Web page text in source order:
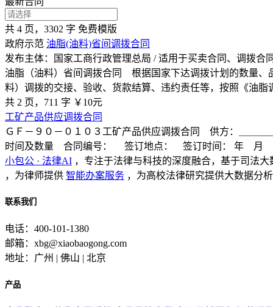
共 4 页，3302 字 免费模版
政府示范 油脂(油料)省间调拨合同
发布主体：国家工商行政管理总局 / 适用于买卖合同、调拨合
油脂（油料）省间调拨合同 根据国家下达调拨计划的数量、
料）调拨的交接、验收、货款结算、违约责任等，按照《油脂
共 2 页，711 字 ￥10元
工矿产品供应调拨合同
ＧＦ－９０－０１０３工矿产品供应调拨合同 供方：＿＿
时间及数量 合同编号： 签订地点： 签订时间： 年 月
小包公 · 法律AI ，专注于法律与科技的深度融合，基于司法
，为律师提供 智能办案服务 ，为高校法律研究提供大数据分
联系我们
电话：400-101-1380
邮箱：xbg@xiaobaogong.com
地址：广州 | 佛山 | 北京
产品